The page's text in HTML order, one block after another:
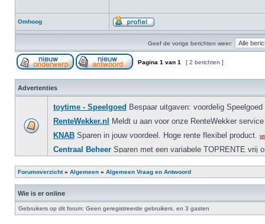
Omhoog
Geef de vorige berichten weer:
Pagina 1 van 1 [ 2 berichten ]
Advertenties
Forumoverzicht» Algemeen » Algemeen Vraag en Antwoord
Wie is er online
Gebruikers op dit forum: Geen geregistreerde gebruikers. en 3 gasten